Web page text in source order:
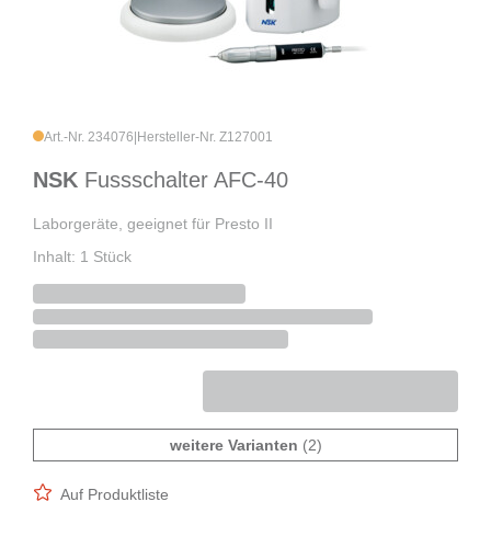
Art.-Nr. 234076 Hersteller-Nr. Z127001
NSK Fussschalter AFC-40
Laborgeräte, geeignet für Presto II
Inhalt: 1 Stück
weitere Varianten (2)
Auf Produktliste